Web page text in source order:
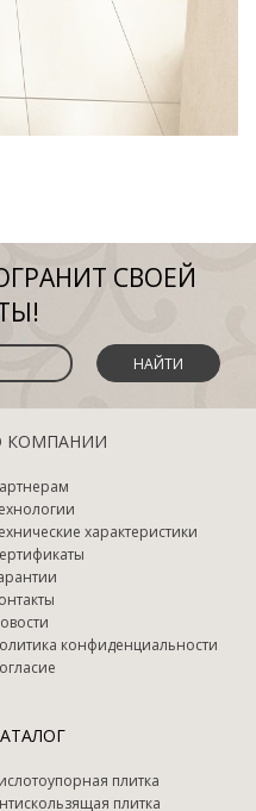
СВОЕЙ
НАЙТИ
КОМПАНИИ
характеристики
конфиденциальности
плитка
плитка